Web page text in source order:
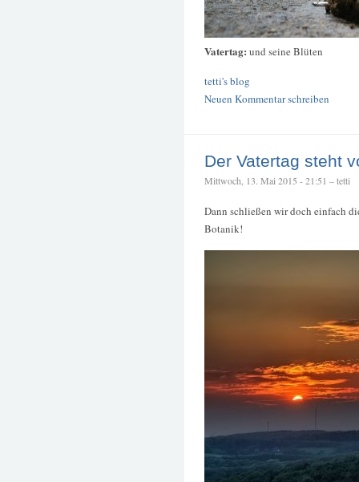
Vatertag: und seine Blüten
tetti's blog
Neuen Kommentar schreiben
Der Vatertag steht
Mittwoch, 13. Mai 2015 - 21:51 – tetti
Dann schließen wir doch einfach
Botanik!